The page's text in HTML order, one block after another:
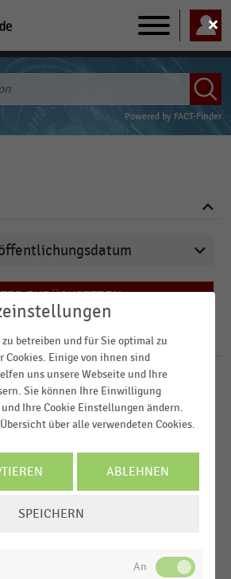
Main
navigation
Powered by FACT-Finder
EINZELHANDEL|STATISTIK
Electronic Shelf Labels (ESL) im
EINZELHANDEL|STATISTIK
Electronic Shelf Labels (ESL) im
(2025)
EINZELHANDEL
ZURÜCKSETZEN
zu betreiben und für Sie optimal zu
Einige von ihnen sind
uns unsere Webseite und Ihre
Sie können Ihre Einwilligung
Ihre Cookie Einstellungen ändern.
über alle verwendeten Cookies.
ABLEHNEN
SPEICHERN